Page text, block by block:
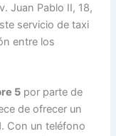
Juan Pablo II, 18,
servicio de taxi
entre los
5 por parte de
de ofrecer un
Con un teléfono